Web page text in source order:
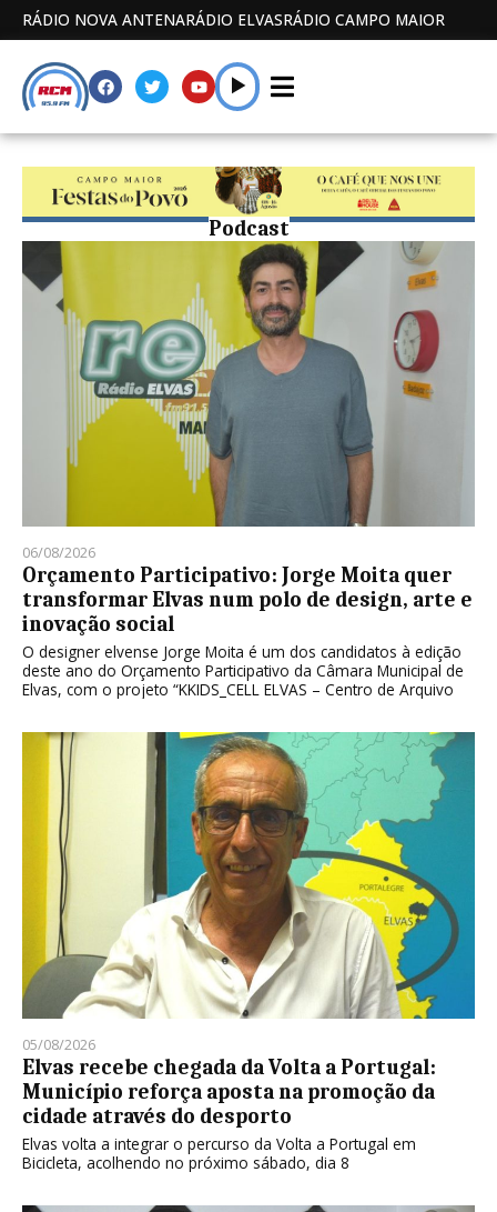
RÁDIO NOVA ANTENARÁDIO ELVASRÁDIO CAMPO MAIOR
Podcast
06/08/2026
Orçamento Participativo: Jorge Moita quer
transformar Elvas num polo de design, arte e
inovação social
O designer elvense Jorge Moita é um dos candidatos à edição
deste ano do Orçamento Participativo da Câmara Municipal de
Elvas, com o projeto “KKIDS_CELL ELVAS – Centro de Arquivo
05/08/2026
Elvas recebe chegada da Volta a Portugal:
Município reforça aposta na promoção da
cidade através do desporto
Elvas volta a integrar o percurso da Volta a Portugal em
Bicicleta, acolhendo no próximo sábado, dia 8